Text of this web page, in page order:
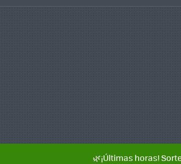
🌿¡Últimas horas!